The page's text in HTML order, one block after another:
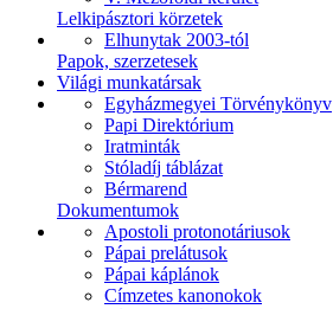
Lelkipásztori körzetek
Elhunytak 2003-tól
Papok, szerzetesek
Világi munkatársak
Egyházmegyei Törvénykönyv
Papi Direktórium
Iratminták
Stóladíj táblázat
Bérmarend
Dokumentumok
Apostoli protonotáriusok
Pápai prelátusok
Pápai káplánok
Címzetes kanonokok